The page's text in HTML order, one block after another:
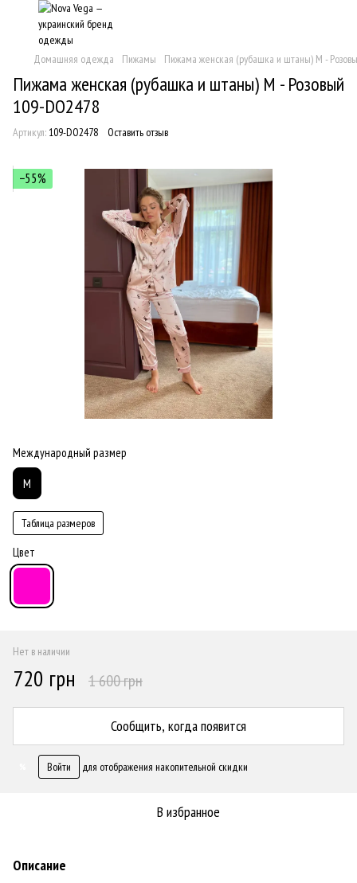
Домашняя одежда Пижамы Пижама женская (рубашка и штаны) M -
Пижама женская (рубашка и штаны) M - Розовый
109-DO2478
Артикул: 109-DO2478 Оставить отзыв
−55%
Международный размер
M
Таблица размеров
Цвет
Нет в наличии
720 грн 1 600 грн
Сообщить, когда появится
Войти для отображения накопительной скидки
В избранное
Описание